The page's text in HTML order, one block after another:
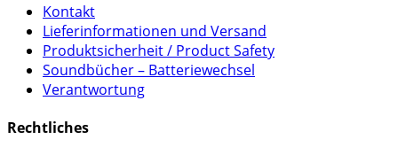
Kontakt
Lieferinformationen und Versand
Produktsicherheit / Product Safety
Soundbücher – Batteriewechsel
Verantwortung
Rechtliches